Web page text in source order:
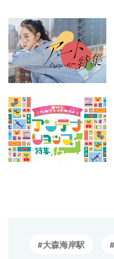
大森海岸駅